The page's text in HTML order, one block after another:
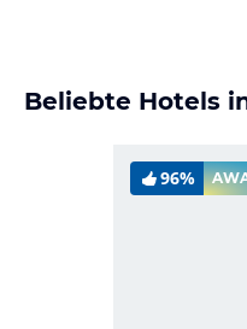
Beliebte Hotels
96%